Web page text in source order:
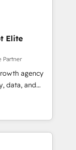
Elite
Partner
agency
data, and
Founded in
LATAM, and
in building
success